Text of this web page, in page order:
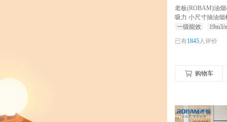
老板(ROBAM)油烟
吸力 小尺寸抽油烟
油烟机 单烟机 抽
畅排风压，160mm
一级能效
19m3/
已有1845人评价
购物车